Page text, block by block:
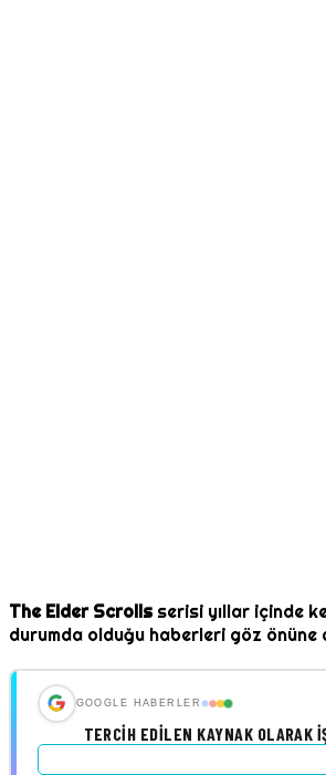
The Elder Scrolls serisi yıllar içinde
durumda olduğu haberleri göz önüne
GOOGLE HABERLER
TERCIH EDILEN KAYNAK OLARAK